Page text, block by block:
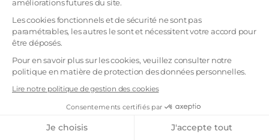
améliorations futures du site.
Les cookies fonctionnels et de sécurité ne sont pas
paramétrables, les autres le sont et nécessitent votre accord pour
être déposés.
Pour en savoir plus sur les cookies, veuillez consulter notre
politique en matière de protection des données personnelles.
Lire notre politique de gestion des cookies
Consentements certifiés par
Je choisis J'accepte tout
Soyez conseillé par nos experts sur le choix du certificat SSL
Sécuriser les systèmes et les accès et
authentifier les utilisateurs grâce au certificat
Certigna ID RGS**/eIDAS
Entreprises, collectivités ou associations, la sécurité informatique
en télétravail nécessite la sécurisation de vos systèmes et de vos
certificat électronique est la solution.